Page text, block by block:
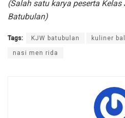
(Salah satu karya peserta
Batubulan)
Tags: KJW batubulan kuliner
nasi men rida